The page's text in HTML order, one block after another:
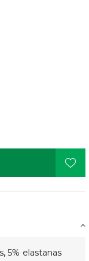
5% elastanas
kolekcijas bei